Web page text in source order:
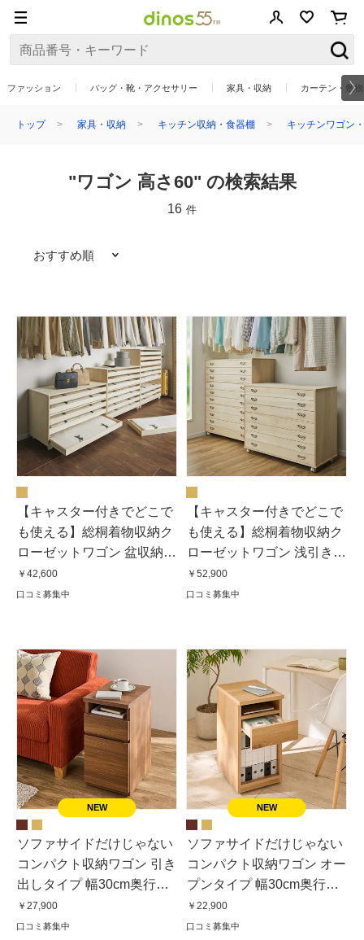
ファッション バッグ・靴・アクセサリー 家具・収納 カーテン・敷
トップ 家具・収納 キッチン収納・食器棚 キッチンワゴン
"ワゴン 高さ60" の検索結果
16 件
おすすめ順
【キャスター付きでどこで
も使える】総桐着物収納ク
ローゼットワゴン 盆収納5
杯・高さ60.5cm
￥42,600
口コミ募集中
【キャスター付きでどこで
も使える】総桐着物収納ク
ローゼットワゴン 浅引き5
段・高さ60.5cm
￥52,900
口コミ募集中
ソファサイドだけじゃない
コンパクト収納ワゴン 引き
出しタイプ 幅30cm奥行
40cm高さ60cm
￥27,900
口コミ募集中
ソファサイドだけじゃない
コンパクト収納ワゴン オー
プンタイプ 幅30cm奥行
40cm高さ60cm
￥22,900
口コミ募集中